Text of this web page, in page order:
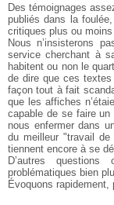
Des témoignages
publiés dans la
critiques plus ou moins
Nous n’insisterons
service cherchant à
habitent ou non le
de dire que ces
façon tout à fait
que les affiches
capable de se faire
nous enfermer dans
du meilleur "travail
tiennent encore à se
D’autres
problématiques bien
Évoquons rapidement,